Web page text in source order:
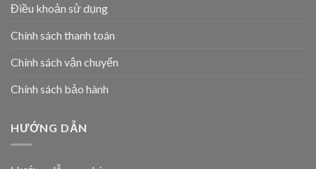
Điều khoản sử dụng
Chính sách thanh toán
Chính sách vận chuyển
Chính sách bảo hành
HƯỚNG DẪN